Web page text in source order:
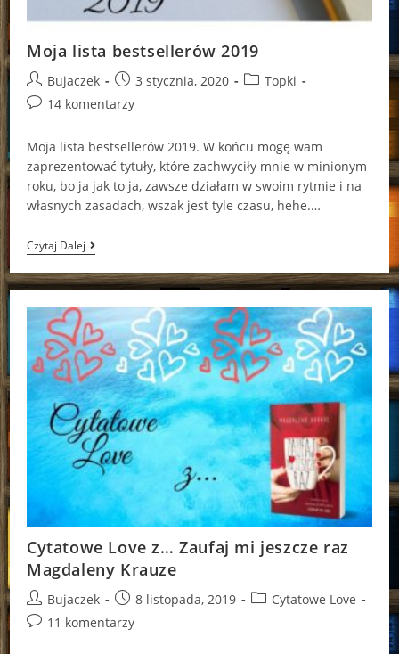
Moja lista bestsellerów 2019
Post
author:
Bujaczek
Post
published:
3 stycznia, 2020
PostTopki
Post14 komentarzy
Moja lista bestsellerów 2019. W końcu mogę wam
zaprezentować tytuły, które zachwyciły mnie w minionym
roku, bo ja jak to ja, zawsze działam w swoim rytmie i na
własnych zasadach, wszak jest tyle czasu, hehe.…
Czytaj DalejMoja
Lista
Bestsellerów
2019
Cytatowe Love z… Zaufaj mi jeszcze raz
Magdaleny Krauze
Post
author:
Bujaczek
Post
published:
8 listopada, 2019
PostCytatowe Love
Post11 komentarzy